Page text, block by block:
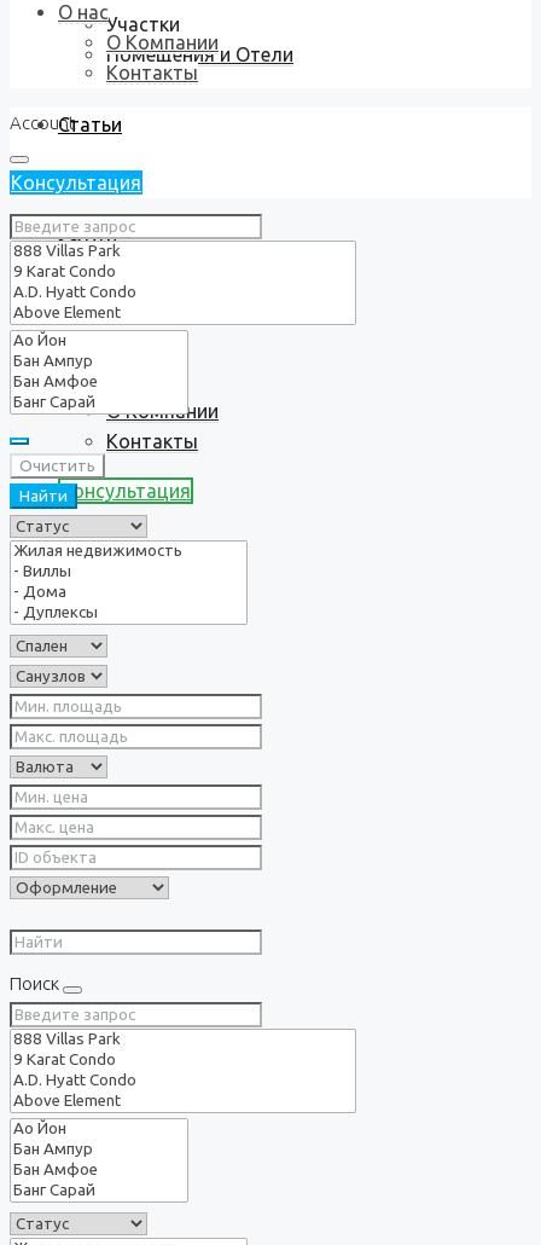
Участки
Помещения и Отели
Статьи
Услуги
О нас
О Компании
Контакты
Консультация
О нас
О Компании
Контакты
Account
Консультация
Очистить
Найти
Поиск